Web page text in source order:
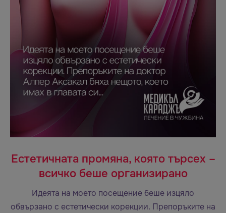
Естетичната промяна, която търсех –
всичко беше организирано
Идеята на моето посещение беше изцяло
обвързано с естетически корекции. Препоръките на